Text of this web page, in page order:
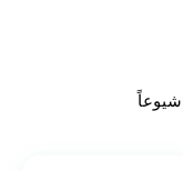
شيوعاً